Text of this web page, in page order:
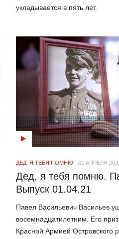
укладывается в пять лет.
ДЕД, Я ТЕБЯ ПОМНЮ 01 АПРЕЛЯ
Дед, я тебя помню.
Выпуск 01.04.21
Павел Васильевич Васильев
восемнадцатилетним. Его
Красной Армией Островского